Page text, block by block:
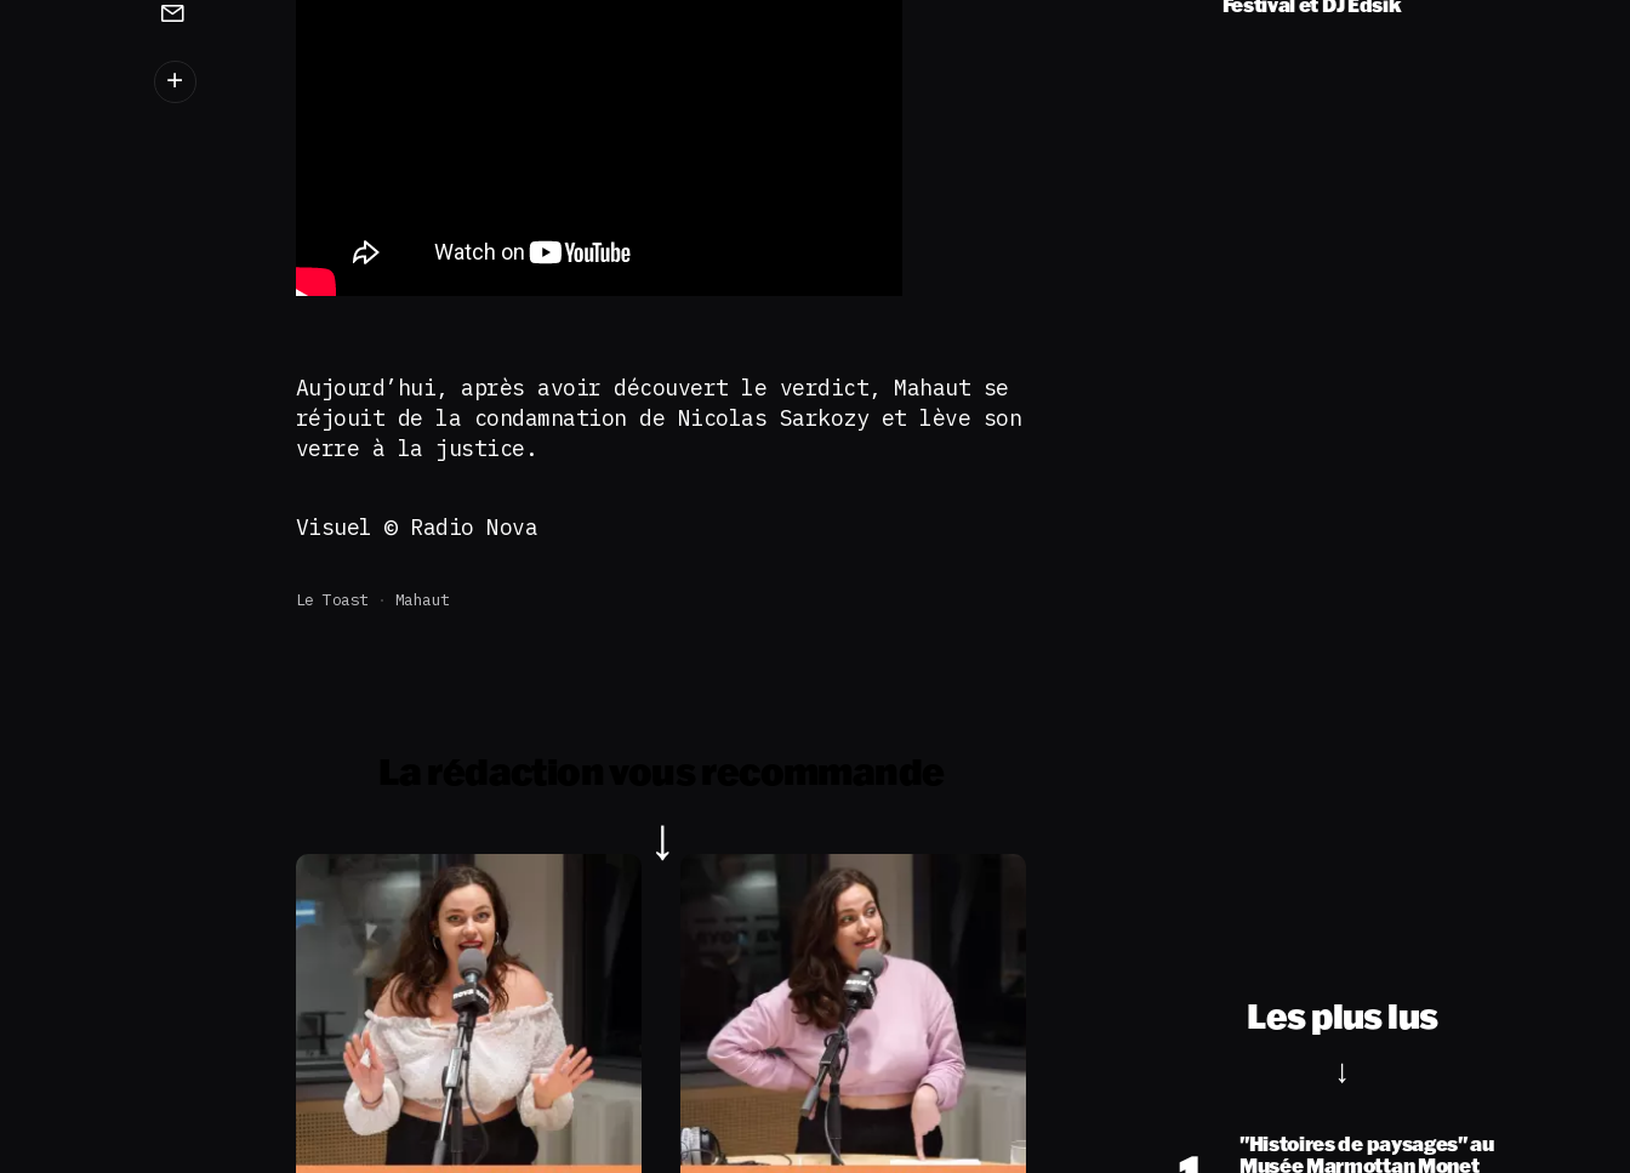
Aujourd’hui, après avoir découvert le verdict, Mahaut se
réjouit de la condamnation de Nicolas Sarkozy et lève son
verre à la justice.
Visuel © Radio Nova
Le Toast Mahaut
Les plus lus
"Histoires de paysages" au
Musée Marmottan Monet